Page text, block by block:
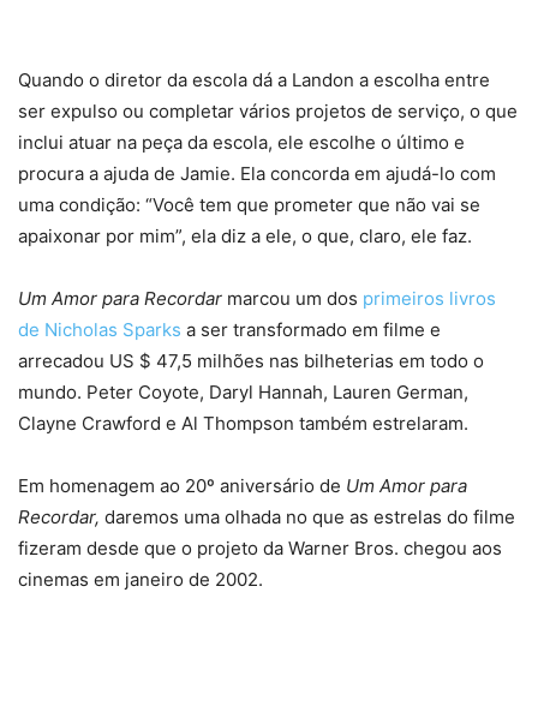
Quando o diretor da escola dá a Landon a escolha entre
ser expulso ou completar vários projetos de serviço, o que
inclui atuar na peça da escola, ele escolhe o último e
procura a ajuda de Jamie. Ela concorda em ajudá-lo com
uma condição: “Você tem que prometer que não vai se
apaixonar por mim”, ela diz a ele, o que, claro, ele faz.
Um Amor para Recordar marcou um dos primeiros livros
de Nicholas Sparks a ser transformado em filme e
arrecadou US $ 47,5 milhões nas bilheterias em todo o
mundo. Peter Coyote, Daryl Hannah, Lauren German,
Clayne Crawford e Al Thompson também estrelaram.
Em homenagem ao 20º aniversário de Um Amor para
Recordar, daremos uma olhada no que as estrelas do filme
fizeram desde que o projeto da Warner Bros. chegou aos
cinemas em janeiro de 2002.